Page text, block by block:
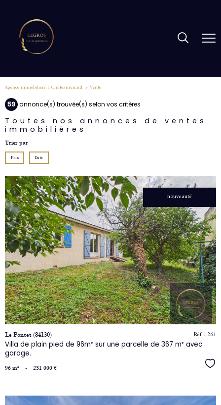
Agence immobilière à Châteaurenard
Vente
59 annonce(s) trouvée(s) selon vos critères
Toutes nos annonces de ventes
immobilières
Trier par
Prix Date
nouveauté
voir
le
bien
Le Pontet (84130)
Villa de plain pied de 96m² sur une parcelle de 367 m² avec
garage.
Réf : 261
96 m² - 231 000 €